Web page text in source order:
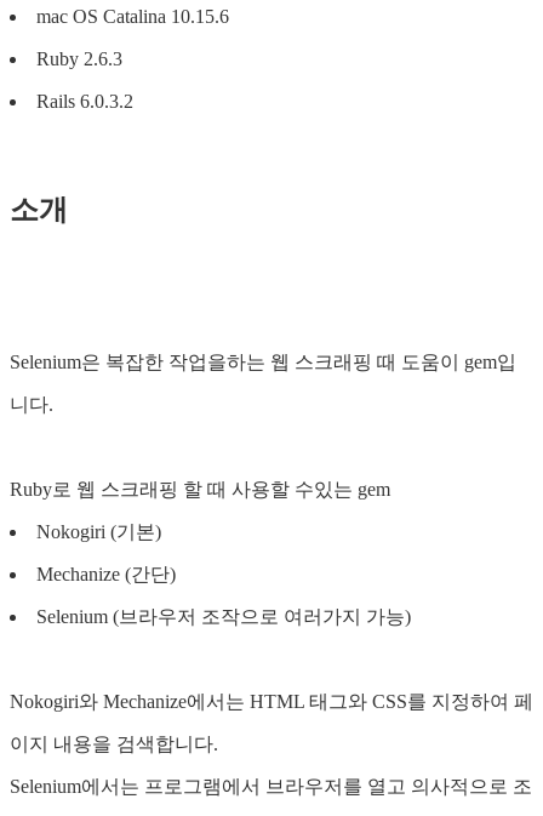
mac OS Catalina 10.15.6
Ruby 2.6.3
Rails 6.0.3.2
소개
Selenium은 복잡한 작업을하는 웹 스크래핑 때 도움이 gem입
니다.
Ruby로 웹 스크래핑 할 때 사용할 수있는 gem
Nokogiri (기본)
Mechanize (간단)
Selenium (브라우저 조작으로 여러가지 가능)
Nokogiri와 Mechanize에서는 HTML 태그와 CSS를 지정하여 페
이지 내용을 검색합니다.
Selenium에서는 프로그램에서 브라우저를 열고 의사적으로 조